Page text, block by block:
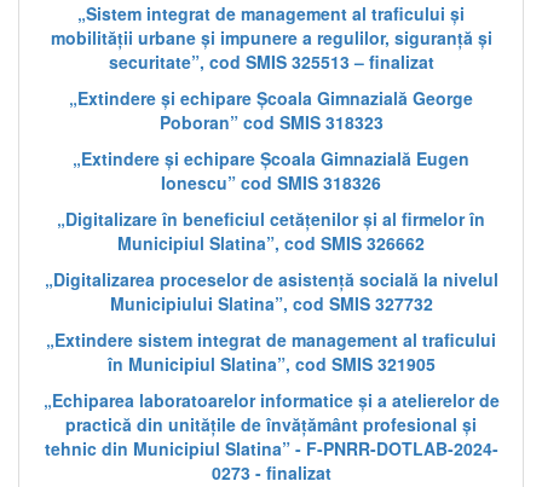
„Sistem integrat de management al traficului și
mobilității urbane și impunere a regulilor, siguranță și
securitate”, cod SMIS 325513 – finalizat
„Extindere și echipare Școala Gimnazială George
Poboran” cod SMIS 318323
„Extindere și echipare Școala Gimnazială Eugen
Ionescu” cod SMIS 318326
„Digitalizare în beneficiul cetățenilor și al firmelor în
Municipiul Slatina”, cod SMIS 326662
„Digitalizarea proceselor de asistență socială la nivelul
Municipiului Slatina”, cod SMIS 327732
„Extindere sistem integrat de management al traficului
în Municipiul Slatina”, cod SMIS 321905
„Echiparea laboratoarelor informatice și a atelierelor de
practică din unitățile de învățământ profesional și
tehnic din Municipiul Slatina” - F-PNRR-DOTLAB-2024-
0273 - finalizat